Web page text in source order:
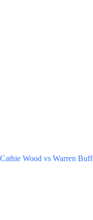
Cathie Wood vs Warren